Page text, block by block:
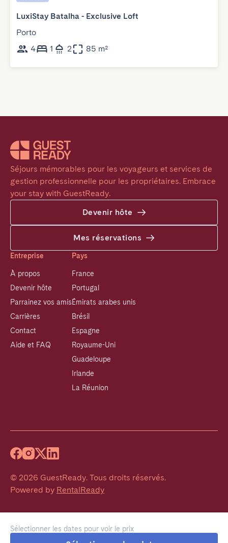
Sélectionner les dates pour voir le prix
LuxiStay Batalha - Exclusive Loft
Porto
4
1 2 85 m²
Séjours mémorables pour les voyageurs et services de
gestion professionnelle pour les propriétaires. Embrace
your stay with GuestReady.
Devenir hôte
Mes réservations
Entreprise
À propos
Devenir hôte
Parrainez vos amis
Carrières
Contact
Aide et FAQ
Pays
France
Portugal
Émirats arabes unis
Brésil
Espagne
Royaume-Uni
Guadeloupe
Irlande
La Réunion
© 2026 GuestReady. Tous droits réservés.
Powered by RentalReady